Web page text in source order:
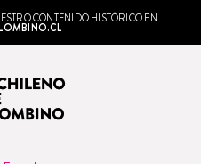
CONTENIDO HISTÓRICO EN